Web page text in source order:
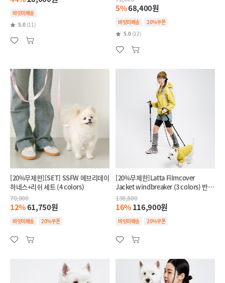
바잇미배송
5.0 (11)
5%68,400원
바잇미배송
20%쿠폰
5.0 (12)
[20%무제한][SET] SSFW 에브리데이
하네스+리쉬 세트 (4 colors)
70,000
12%61,750원
바잇미배송 20%쿠폰
[20%무제한]Latta Filmcover
Jacket windbreaker (3 colors) 반려
견+반려인 SET
138,800
16%116,900원
바잇미배송 20%쿠폰